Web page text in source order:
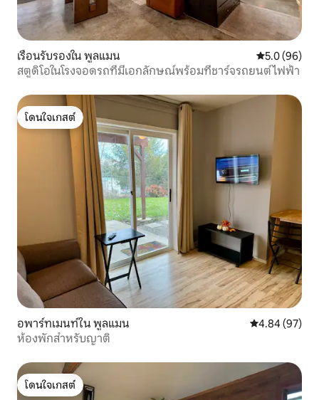
เรือนรับรองใน พูลแมน คะแนนเฉลี่ย
5.0 (96)
สตูดิโอในโรงจอดรถที่มีเอกลักษณ์พร้อมที่ชาร์จรถยนต์ไฟฟ้า
โดนใจเกสต์
โดนใจเกสต์
อพาร์ทเมนท์ใน พูลแมน คะแนนเฉลี่ย
4.84 (97)
ห้องพักสำหรับญาติ
โดนใจเกสต์
โดนใจเกสต์